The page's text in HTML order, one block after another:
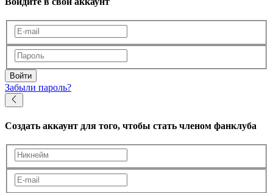
Войти
Забыли пароль?
Создать аккаунт для того, чтобы стать членом фанклуба